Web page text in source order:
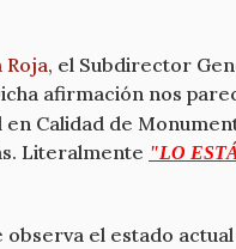
Roja, el Subdirector
afirmación nos
Calidad de
Literalmente "LO
el estado